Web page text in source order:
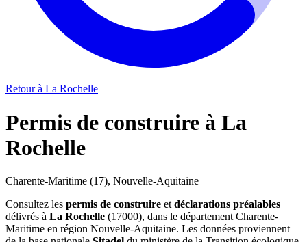
Retour à La Rochelle
Permis de construire à La
Rochelle
Charente-Maritime (17), Nouvelle-Aquitaine
Consultez les permis de construire et déclarations préalables
délivrés à La Rochelle (17000), dans le département Charente-
Maritime en région Nouvelle-Aquitaine. Les données proviennent